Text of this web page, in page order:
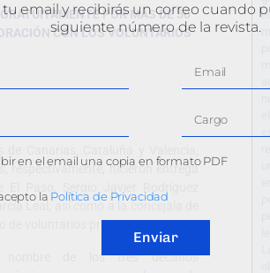
POR MÁS DE 50
CON LOS VOLUNTARIOS
Canarias, Cataluña y Valencia,
respectivamente, hicieron entrega
Paso, Sergio Javier Rodríguez
Leal; así como a la concejala de
de voluntarios presentes.
nombre de los tres decanos
tu email y recibirás un correo cuando
siguiente número de la revista.
en el email una copia en formato PDF
la Política de Privacidad
Enviar